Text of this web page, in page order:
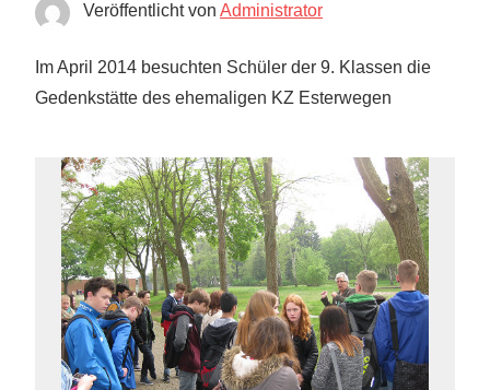
Veröffentlicht von Administrator
Im April 2014 besuchten Schüler der 9. Klassen die
Gedenkstätte des ehemaligen KZ Esterwegen